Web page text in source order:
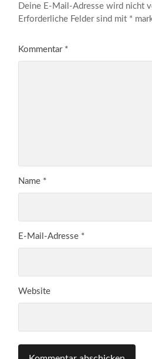
Deine E-Mail-Adresse wird nicht
Erforderliche Felder sind mit *
Kommentar *
Name *
E-Mail-Adresse *
Website